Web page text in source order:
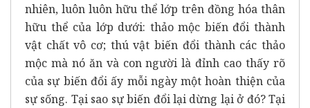
nhiên, luôn luôn hữu thể lớp trên đồng hóa thân
hữu thể của lớp dưới: thảo mộc biến đổi thành
vật chất vô cơ; thú vật biến đổi thành các thảo
mộc mà nó ăn và con người là đỉnh cao thấy rõ
của sự biến đổi ấy mỗi ngày một hoàn thiện của
sự sống. Tại sao sự biến đổi lại dừng lại ở đó? Tại